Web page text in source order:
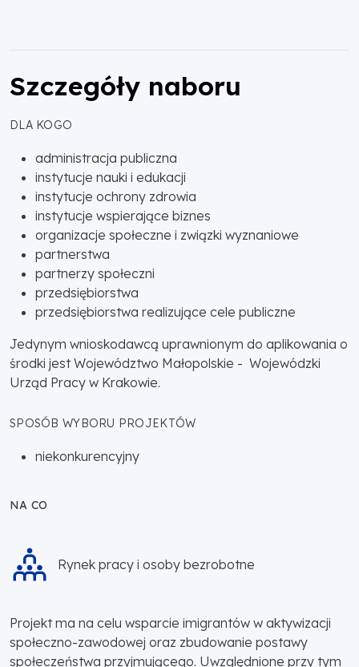
Szczegóły naboru
DLA KOGO
administracja publiczna
instytucje nauki i edukacji
instytucje ochrony zdrowia
instytucje wspierające biznes
organizacje społeczne i związki wyznaniowe
partnerstwa
partnerzy społeczni
przedsiębiorstwa
przedsiębiorstwa realizujące cele publiczne
Jedynym wnioskodawcą uprawnionym do aplikowania o
środki jest Województwo Małopolskie - Wojewódzki
Urząd Pracy w Krakowie.
SPOSÓB WYBORU PROJEKTÓW
niekonkurencyjny
NA CO
Rynek pracy i osoby bezrobotne
Projekt ma na celu wsparcie imigrantów w aktywizacji
społeczno-zawodowej oraz zbudowanie postawy
społeczeństwa przyjmującego. Uwzględnione przy tym